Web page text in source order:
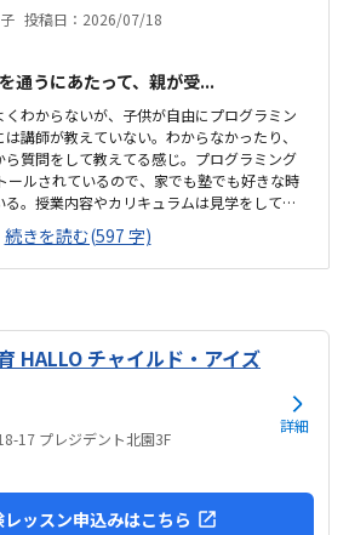
投稿日：2026/07/18
通うにあたって、親が受...
くわからないが、子供が自由にプログラミン
講師が教えていない。わからなかったり、
質問をして教えてる感じ。プログラミング
ルされているので、家でも塾でも好きな時
。授業内容やカリキュラムは見学をしてい
積極的に講師が教えていないみたい。月1回は
ものを発表すると聞いていたが、実施してな
すぐ来れる距離で、一本道だから迷うこと
輪スペースはあるので子供一人でも近い人
の方まで覗いたことはないので詳しくはわ
の内装は奇麗だと思います。気軽に入りや
れぞれになってしまい...
続きを読む(597 字)
HALLO チャイルド・アイズ
17 プレジデント北園3F
詳細
ッスン申込みはこちら